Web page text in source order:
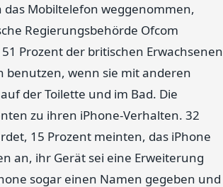
Mobiltelefon weggenommen,
Regierungsbehörde Ofcom
Prozent der britischen Erwachsenen
benutzen, wenn sie mit anderen
der Toilette und im Bad. Die
zu ihren iPhone-Verhalten. 32
15 Prozent meinten, das iPhone
an, ihr Gerät sei eine Erweiterung
sogar einen Namen gegeben und